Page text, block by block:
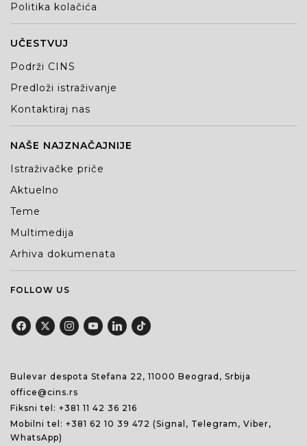
Politika kolačića
UČESTVUJ
Podrži CINS
Predloži istraživanje
Kontaktiraj nas
NAŠE NAJZNAČAJNIJE
Istraživačke priče
Aktuelno
Teme
Multimedija
Arhiva dokumenata
FOLLOW US
Bulevar despota Stefana 22, 11000 Beograd, Srbija
office@cins.rs
Fiksni tel: +381 11 42 36 216
Mobilni tel: +381 62 10 39 472 (Signal, Telegram, Viber,
WhatsApp)